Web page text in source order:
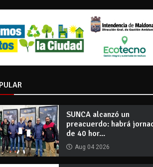
SUNCA alcanzó un
preacuerdo: habrá
de 40 hor...
Aug 04 2026